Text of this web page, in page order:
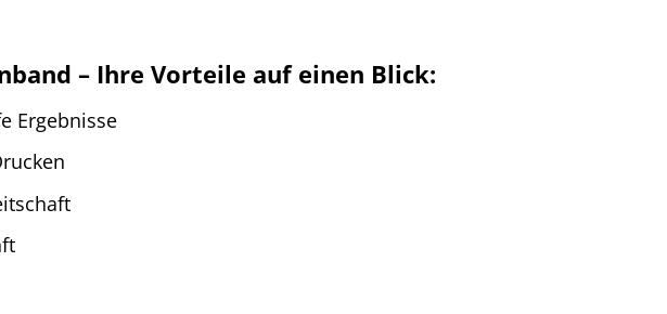
– Ihre Vorteile auf einen Blick:
Ergebnisse